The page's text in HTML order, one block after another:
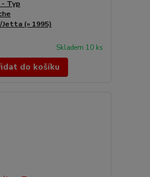
Typ
Jetta (» 1995)
Skladem 10 ks
do košíku